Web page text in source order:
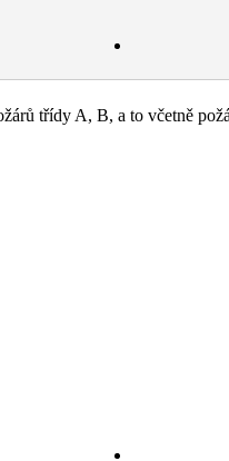
třídy A, B, a to včetně